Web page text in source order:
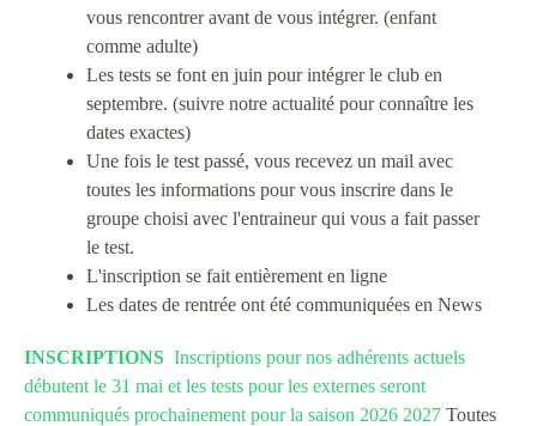
vous rencontrer avant de vous intégrer. (enfant
comme adulte)
Les tests se font en juin pour intégrer le club en
septembre. (suivre notre actualité pour connaître les
dates exactes)
Une fois le test passé, vous recevez un mail avec
toutes les informations pour vous inscrire dans le
groupe choisi avec l'entraineur qui vous a fait passer
le test.
L'inscription se fait entièrement en ligne
Les dates de rentrée ont été communiquées en News
INSCRIPTIONS Inscriptions pour nos adhérents actuels
débutent le 31 mai et les tests pour les externes seront
communiqués prochainement pour la saison 2026 2027 Toutes